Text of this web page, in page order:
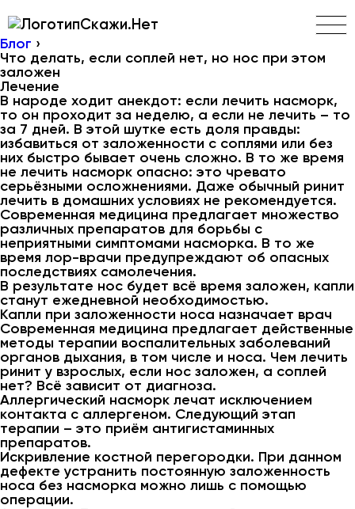
Скажи.Нет
Блог ›
Что делать, если соплей нет, но нос при этом
заложен
Лечение
В народе ходит анекдот: если лечить насморк,
то он проходит за неделю, а если не лечить – то
за 7 дней. В этой шутке есть доля правды:
избавиться от заложенности с соплями или без
них быстро бывает очень сложно. В то же время
не лечить насморк опасно: это чревато
серьёзными осложнениями. Даже обычный ринит
лечить в домашних условиях не рекомендуется.
Современная медицина предлагает множество
различных препаратов для борьбы с
неприятными симптомами насморка. В то же
время лор-врачи предупреждают об опасных
последствиях самолечения.
В результате нос будет всё время заложен, капли
станут ежедневной необходимостью.
Капли при заложенности носа назначает врач
Современная медицина предлагает действенные
методы терапии воспалительных заболеваний
органов дыхания, в том числе и носа. Чем лечить
ринит у взрослых, если нос заложен, а соплей
нет? Всё зависит от диагноза.
Аллергический насморк лечат исключением
контакта с аллергеном. Следующий этап
терапии – это приём антигистаминных
препаратов.
Искривление костной перегородки. При данном
дефекте устранить постоянную заложенность
носа без насморка можно лишь с помощью
операции.